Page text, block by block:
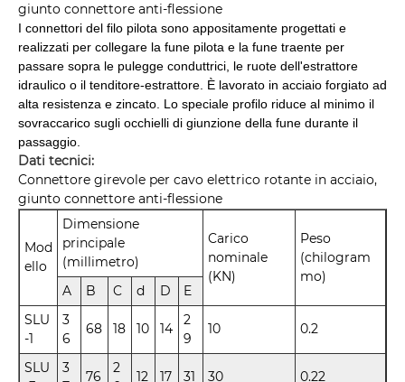
giunto connettore anti-flessione
I connettori del filo pilota sono appositamente progettati e
realizzati per collegare la fune pilota e la fune traente per
passare sopra le pulegge conduttrici, le ruote dell'estrattore
idraulico o il tenditore-estrattore. È lavorato in acciaio forgiato ad
alta resistenza e zincato. Lo speciale profilo riduce al minimo il
sovraccarico sugli occhielli di giunzione della fune durante il
passaggio.
Dati tecnici:
Connettore girevole per cavo elettrico rotante in acciaio,
giunto connettore anti-flessione
Mod
ello
Dimensione
principale
(millimetro)
Carico
nominale
(KN)
Peso
(chilogram
mo)
A
B C d D
E
SLU
-1
3
6
68 18 10 14
2
9
10 0.2
SLU
3
76
2
12 17 31 30 0.22